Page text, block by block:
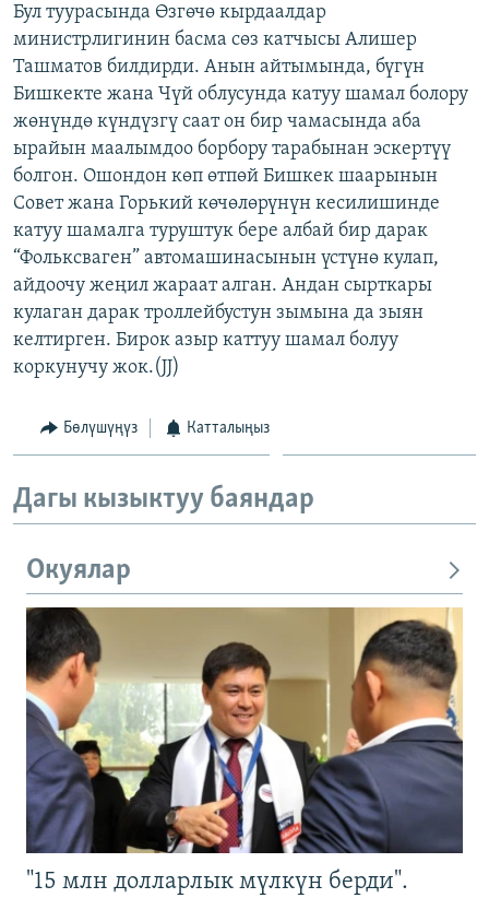
ЭЖЕ-СИҢДИЛЕР
АЗАТТЫК+
ЫҢГАЙСЫЗ СУРООЛОР
ОНЛАЙН ШЕРИНЕ
ЭЕ/АРнун бардык сайттары
Бул туурасында Өзгөчө кырдаалдар
министрлигинин басма сөз катчысы Алишер
Ташматов билдирди. Анын айтымында, бүгүн
Бишкекте жана Чүй облусунда катуу шамал болору
жөнүндө күндүзгү саат он бир чамасында аба
ырайын маалымдоо борбору тарабынан эскертүү
болгон. Ошондон көп өтпөй Бишкек шаарынын
Совет жана Горький көчөлөрүнүн кесилишинде
катуу шамалга туруштук бере албай бир дарак
“Фольксваген” автомашинасынын үстүнө кулап,
айдоочу жеңил жараат алган. Андан сырткары
кулаган дарак троллейбустун зымына да зыян
келтирген. Бирок азыр каттуу шамал болуу
коркунучу жок.(JJ)
Бөлүшүңүз Катталыңыз
Дагы кызыктуу баяндар
Окуялар
"15 млн долларлык мүлкүн берди".